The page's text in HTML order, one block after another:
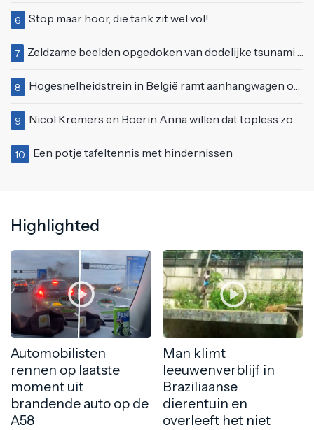
6 Stop maar hoor, die tank zit wel vol!
7 Zeldzame beelden opgedoken van dodelijke tsunami uit 2004
8 Hogesnelheidstrein in België ramt aanhangwagen op een spoorwegovergang in Doornik
9 Nicol Kremers en Boerin Anna willen dat topless zonnen geen taboe meer is
10 Een potje tafeltennis met hindernissen
Highlighted
Automobilisten
rennen op laatste
moment uit
brandende auto op de
A58
Man klimt
leeuwenverblijf in
Braziliaanse
dierentuin en
overleeft het niet